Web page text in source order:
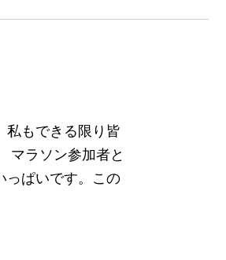
私もできる限り皆
マラソン参加者と
っぱいです。この